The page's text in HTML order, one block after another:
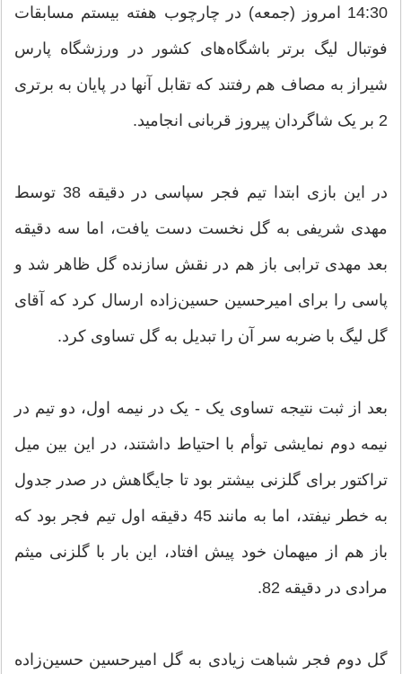
14:30 امروز (جمعه) در چارچوب هفته بیستم مسابقات
فوتبال لیگ برتر باشگاه‌های کشور در ورزشگاه پارس
شیراز به مصاف هم رفتند که تقابل آنها در پایان به برتری
2 بر یک شاگردان پیروز قربانی انجامید.
در این بازی ابتدا تیم فجر سپاسی در دقیقه 38 توسط
مهدی شریفی به گل نخست دست یافت، اما سه دقیقه
بعد مهدی ترابی باز هم در نقش سازنده گل ظاهر شد و
پاسی را برای امیرحسین حسین‌زاده ارسال کرد که آقای
گل لیگ با ضربه سر آن را تبدیل به گل تساوی کرد.
بعد از ثبت نتیجه تساوی یک - یک در نیمه اول، دو تیم در
نیمه دوم نمایشی توأم با احتیاط داشتند، در این بین میل
تراکتور برای گلزنی بیشتر بود تا جایگاهش در صدر جدول
به خطر نیفتد، اما به مانند 45 دقیقه اول تیم فجر بود که
باز هم از میهمان خود پیش افتاد، این بار با گلزنی میثم
مرادی در دقیقه 82.
گل دوم فجر شباهت زیادی به گل امیرحسین حسین‌زاده